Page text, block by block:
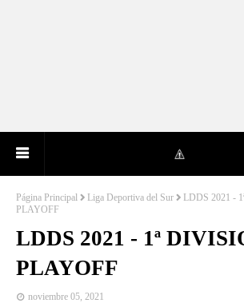
Página Principal Liga Deportiva del Sur
LDDS 2021 -
PLAYOFF
LDDS 2021 - 1ª
PLAYOFF
noviembre 05, 2021